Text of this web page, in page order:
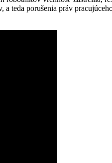
teda porušenia práv